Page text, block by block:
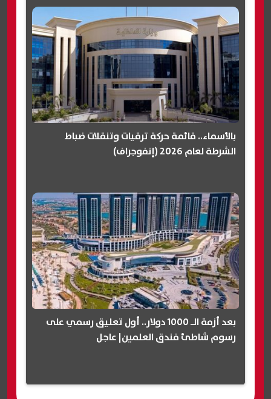
بالأسماء.. قائمة حركة ترقيات وتنقلات ضباط
الشرطة لعام 2026 (إنفوجراف)
بعد أزمة الـ 1000 دولار.. أول تعليق رسمي على
رسوم شاطئ فندق العلمين| عاجل